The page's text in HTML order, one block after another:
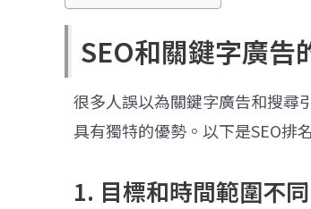
SEO和關鍵字廣告
很多人誤以為關鍵字廣告和搜尋
具有獨特的優勢。以下是SEO排
1. 目標和時間範圍不同